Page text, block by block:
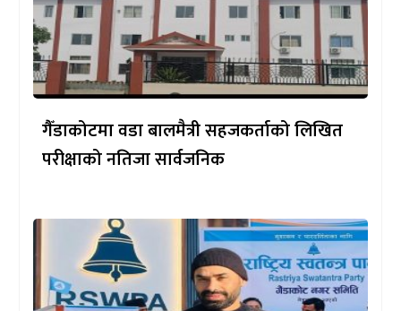
गैँडाकोटमा वडा बालमैत्री सहजकर्ताको लिखित
परीक्षाको नतिजा सार्वजनिक